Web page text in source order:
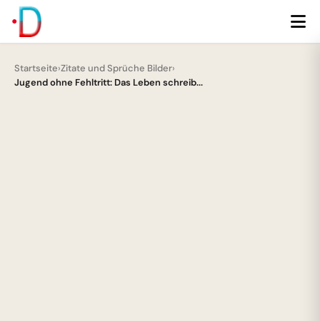
Startseite›Zitate und Sprüche Bilder›
Jugend ohne Fehltritt: Das Leben schreib...